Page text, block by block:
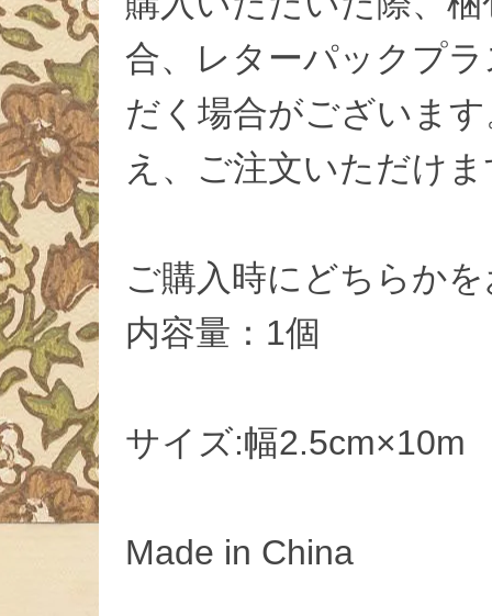
合、レターパックプ
だく場合がございま
え、ご注文いただけ
ご購入時にどちらか
内容量：1個
サイズ:幅2.5cm×10m
Made in China